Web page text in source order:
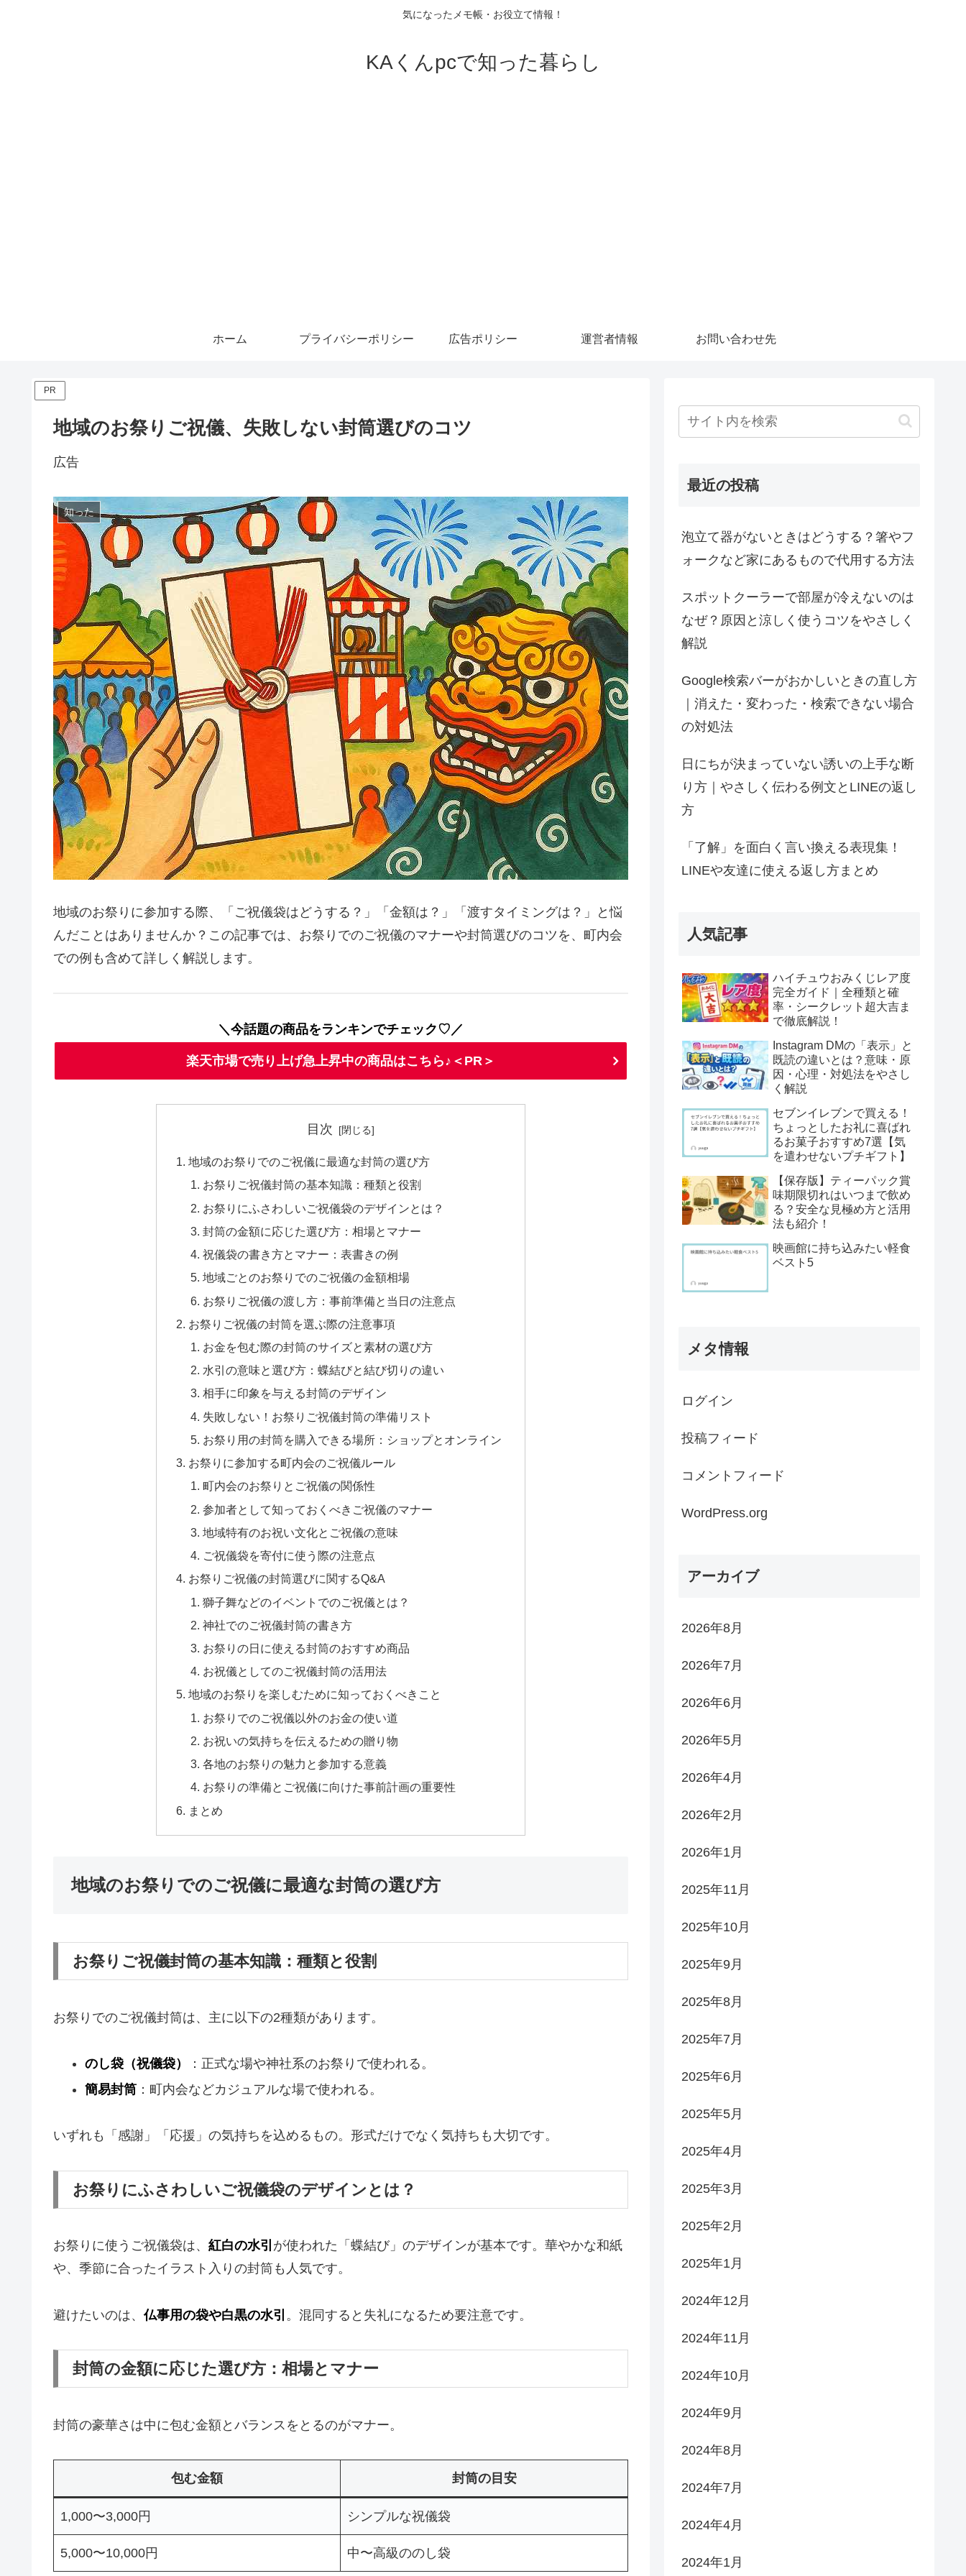
気になったメモ帳・お役立て情報！
KAくんpcで知った暮らし
ホーム プライバシーポリシー 広告ポリシー 運営者情報 お問い合わせ先
PR
地域のお祭りご祝儀、失敗しない封筒選びのコツ
広告
知った
地域のお祭りに参加する際、「ご祝儀袋はどうする？」「金額は？」「渡すタイミングは？」と悩
んだことはありませんか？この記事では、お祭りでのご祝儀のマナーや封筒選びのコツを、町内会
での例も含めて詳しく解説します。
＼今話題の商品をランキンでチェック♡／
楽天市場で売り上げ急上昇中の商品はこちら♪＜PR＞
目次
地域のお祭りでのご祝儀に最適な封筒の選び方
お祭りご祝儀封筒の基本知識：種類と役割
お祭りにふさわしいご祝儀袋のデザインとは？
封筒の金額に応じた選び方：相場とマナー
祝儀袋の書き方とマナー：表書きの例
地域ごとのお祭りでのご祝儀の金額相場
お祭りご祝儀の渡し方：事前準備と当日の注意点
お祭りご祝儀の封筒を選ぶ際の注意事項
お金を包む際の封筒のサイズと素材の選び方
水引の意味と選び方：蝶結びと結び切りの違い
相手に印象を与える封筒のデザイン
失敗しない！お祭りご祝儀封筒の準備リスト
お祭り用の封筒を購入できる場所：ショップとオンライン
お祭りに参加する町内会のご祝儀ルール
町内会のお祭りとご祝儀の関係性
参加者として知っておくべきご祝儀のマナー
地域特有のお祝い文化とご祝儀の意味
ご祝儀袋を寄付に使う際の注意点
お祭りご祝儀の封筒選びに関するQ&A
獅子舞などのイベントでのご祝儀とは？
神社でのご祝儀封筒の書き方
お祭りの日に使える封筒のおすすめ商品
お祝儀としてのご祝儀封筒の活用法
地域のお祭りを楽しむために知っておくべきこと
お祭りでのご祝儀以外のお金の使い道
お祝いの気持ちを伝えるための贈り物
各地のお祭りの魅力と参加する意義
お祭りの準備とご祝儀に向けた事前計画の重要性
まとめ
地域のお祭りでのご祝儀に最適な封筒の選び方
お祭りご祝儀封筒の基本知識：種類と役割
お祭りでのご祝儀封筒は、主に以下の2種類があります。
のし袋（祝儀袋）
：正式な場や神社系のお祭りで使われる。
簡易封筒：町内会などカジュアルな場で使われる。
いずれも「感謝」「応援」の気持ちを込めるもの。形式だけでなく気持ちも大切です。
お祭りにふさわしいご祝儀袋のデザインとは？
お祭りに使うご祝儀袋は、 紅白の水引 が使われた「蝶結び」のデザインが基本です。華やかな和紙
や、季節に合ったイラスト入りの封筒も人気です。
避けたいのは、仏事用の袋や白黒の水引 。混同すると失礼になるため要注意です。
封筒の金額に応じた選び方：相場とマナー
封筒の豪華さは中に包む金額とバランスをとるのがマナー。
包む金額 封筒の目安
1,000〜3,000円 シンプルな祝儀袋
5,000〜10,000円 中〜高級ののし袋
最近の投稿
泡立て器がないときはどうする？箸やフ
ォークなど家にあるもので代用する方法
スポットクーラーで部屋が冷えないのは
なぜ？原因と涼しく使うコツをやさしく
解説
Google検索バーがおかしいときの直し方
｜消えた・変わった・検索できない場合
の対処法
日にちが決まっていない誘いの上手な断
り方｜やさしく伝わる例文とLINEの返し
方
「了解」を面白く言い換える表現集！
LINEや友達に使える返し方まとめ
人気記事
ハイチュウおみくじレア度
完全ガイド｜全種類と確
率・シークレット超大吉ま
で徹底解説！
Instagram DMの「表示」と
既読の違いとは？意味・原
因・心理・対処法をやさし
く解説
セブンイレブンで買える！
ちょっとしたお礼に喜ばれ
るお菓子おすすめ7選【気
を遣わせないプチギフト】
【保存版】ティーパック賞
味期限切れはいつまで飲め
る？安全な見極め方と活用
法も紹介！
映画館に持ち込みたい軽食
ベスト5
メタ情報
ログイン
投稿フィード
コメントフィード
WordPress.org
アーカイブ
2026年8月
2026年7月
2026年6月
2026年5月
2026年4月
2026年2月
2026年1月
2025年11月
2025年10月
2025年9月
2025年8月
2025年7月
2025年6月
2025年5月
2025年4月
2025年3月
2025年2月
2025年1月
2024年12月
2024年11月
2024年10月
2024年9月
2024年8月
2024年7月
2024年4月
2024年1月